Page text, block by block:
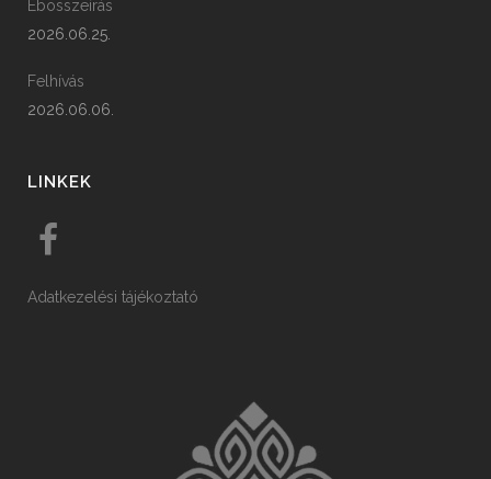
Ebösszeírás
2026.06.25.
Felhívás
2026.06.06.
LINKEK
Adatkezelési tájékoztató